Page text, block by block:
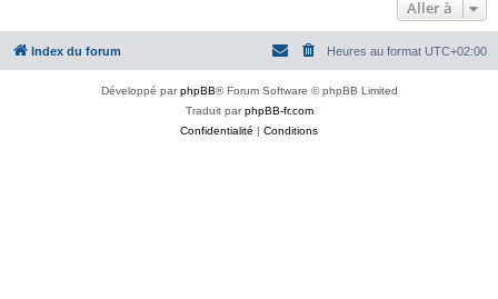
Aller à
Index du forum Heures au format UTC+02:00
Développé parphpBB® Forum Software © phpBB Limited
Traduit parphpBB-fr.com
Confidentialité | Conditions